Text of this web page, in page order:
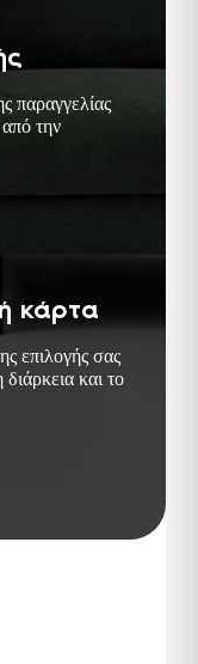
παραγγελίας
την
κάρτα
επιλογής σας
και το